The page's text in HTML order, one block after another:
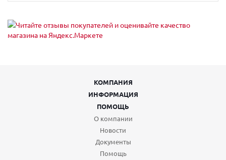
КОМПАНИЯ
ИНФОРМАЦИЯ
ПОМОЩЬ
О компании
Новости
Документы
Помощь